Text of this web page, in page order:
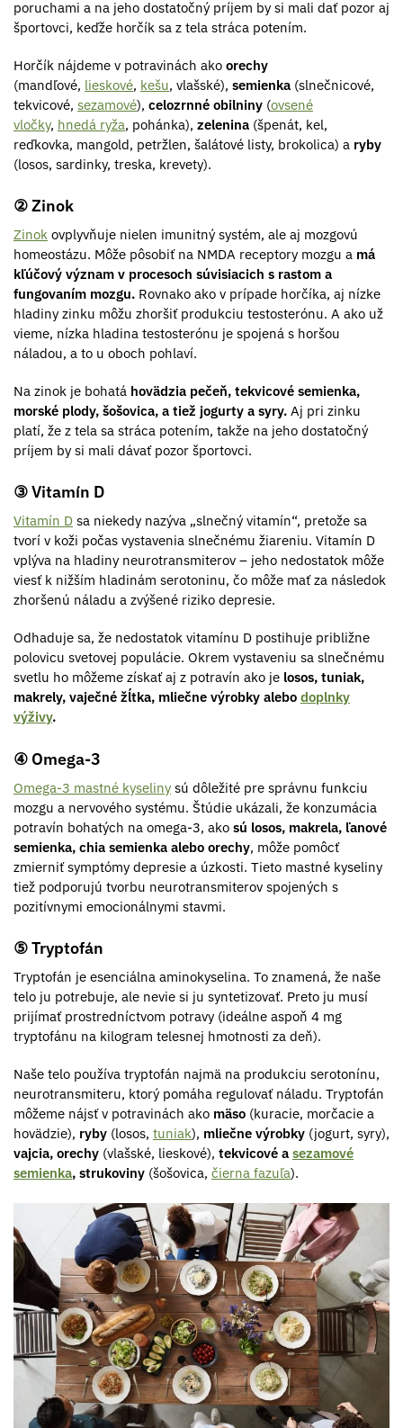
poruchami a na jeho dostatočný príjem by si mali dať pozor aj
športovci, keďže horčík sa z tela stráca potením.
Horčík nájdeme v potravinách ako orechy
(mandľové, lieskové, kešu, vlašské), semienka (slnečnicové,
tekvicové, sezamové), celozrnné obilniny (ovsené
vločky, hnedá ryža, pohánka), zelenina (špenát, kel,
reďkovka, mangold, petržlen, šalátové listy, brokolica) a ryby
(losos, sardinky, treska, krevety).
② Zinok
Zinok ovplyvňuje nielen imunitný systém, ale aj mozgovú
homeostázu. Môže pôsobiť na NMDA receptory mozgu a má
kľúčový význam v procesoch súvisiacich s rastom a
fungovaním mozgu. Rovnako ako v prípade horčíka, aj nízke
hladiny zinku môžu zhoršiť produkciu testosterónu. A ako už
vieme, nízka hladina testosterónu je spojená s horšou
náladou, a to u oboch pohlaví.
Na zinok je bohatá hovädzia pečeň, tekvicové semienka,
morské plody, šošovica, a tiež jogurty a syry. Aj pri zinku
platí, že z tela sa stráca potením, takže na jeho dostatočný
príjem by si mali dávať pozor športovci.
③ Vitamín D
Vitamín D sa niekedy nazýva „slnečný vitamín“, pretože sa
tvorí v koži počas vystavenia slnečnému žiareniu. Vitamín D
vplýva na hladiny neurotransmiterov – jeho nedostatok môže
viesť k nižším hladinám serotoninu, čo môže mať za následok
zhoršenú náladu a zvýšené riziko depresie.
Odhaduje sa, že nedostatok vitamínu D postihuje približne
polovicu svetovej populácie. Okrem vystaveniu sa slnečnému
svetlu ho môžeme získať aj z potravín ako je losos, tuniak,
makrely, vaječné žĺtka, mliečne výrobky alebo doplnky
výživy.
④ Omega-3
Omega-3 mastné kyseliny sú dôležité pre správnu funkciu
mozgu a nervového systému. Štúdie ukázali, že konzumácia
potravín bohatých na omega-3, ako sú losos, makrela, ľanové
semienka, chia semienka alebo orechy, môže pomôcť
zmierniť symptómy depresie a úzkosti. Tieto mastné kyseliny
tiež podporujú tvorbu neurotransmiterov spojených s
pozitívnymi emocionálnymi stavmi.
⑤ Tryptofán
Tryptofán je esenciálna aminokyselina. To znamená, že naše
telo ju potrebuje, ale nevie si ju syntetizovať. Preto ju musí
prijímať prostredníctvom potravy (ideálne aspoň 4 mg
tryptofánu na kilogram telesnej hmotnosti za deň).
Naše telo používa tryptofán najmä na produkciu serotonínu,
neurotransmiteru, ktorý pomáha regulovať náladu. Tryptofán
môžeme nájsť v potravinách ako mäso (kuracie, morčacie a
hovädzie), ryby (losos, tuniak), mliečne výrobky (jogurt, syry),
vajcia, orechy (vlašské, lieskové), tekvicové a sezamové
semienka, strukoviny (šošovica, čierna fazuľa).